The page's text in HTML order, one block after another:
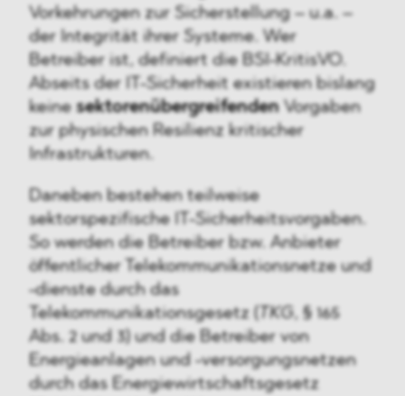
Vorkehrungen zur Sicherstellung – u.a. –
der Integrität ihrer Systeme. Wer
Betreiber ist, definiert die BSI-KritisVO.
Abseits der IT-Sicherheit existieren bislang
keine sektorenübergreifendenVorgaben
zur physischen Resilienz kritischer
Infrastrukturen.
Daneben bestehen teilweise
sektorspezifische IT-Sicherheitsvorgaben.
So werden die Betreiber bzw. Anbieter
öffentlicher Telekommunikationsnetze und
-dienste durch das
Telekommunikationsgesetz (
TKG, § 165
Abs. 2 und 3) und die Betreiber von
Energieanlagen und -versorgungsnetzen
durch das Energiewirtschaftsgesetz